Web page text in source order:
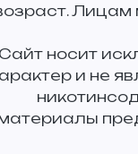
Лицам
носит
и не